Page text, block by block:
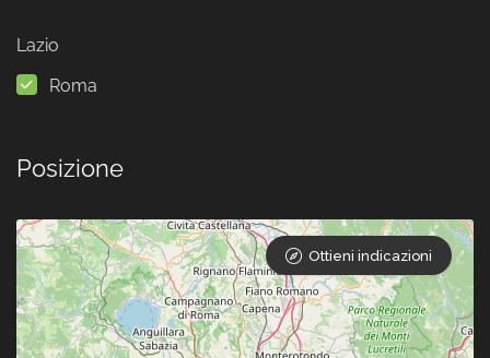
Lazio
Roma
Posizione
Ottieni indicazioni